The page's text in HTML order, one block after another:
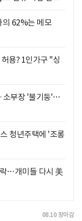
의 62%는 메모
용? 1인가구 "싱
소부장 '불기둥'…
청년주택에 '조롱
…개미들 다시 美
08.10 장마감